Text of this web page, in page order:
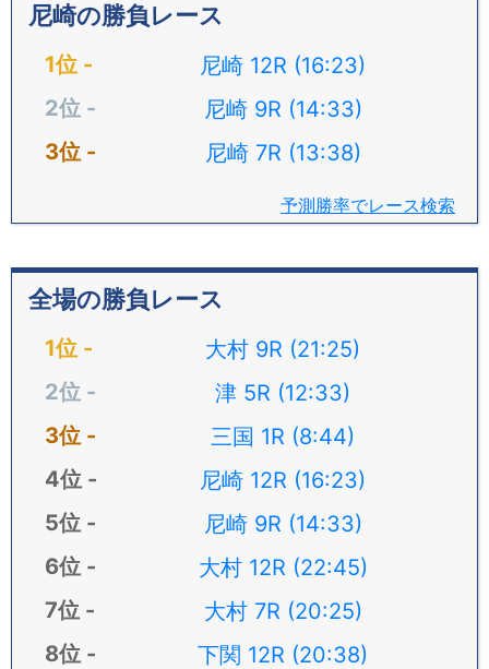
尼崎の勝負レース
尼崎 12R (16:23)
尼崎 9R (14:33)
尼崎 7R (13:38)
予測勝率でレース検索
全場の勝負レース
大村 9R (21:25)
津 5R (12:33)
三国 1R (8:44)
尼崎 12R (16:23)
尼崎 9R (14:33)
大村 12R (22:45)
大村 7R (20:25)
下関 12R (20:38)